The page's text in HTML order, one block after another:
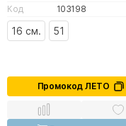
Код
103198
16 см. 51
Промокод ЛЕТО